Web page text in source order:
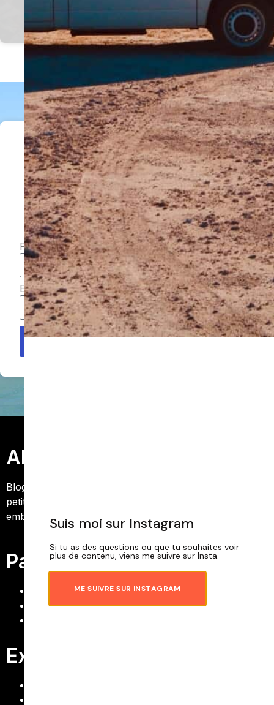
Recevez les derniers
articles et bons plans de
voyage
Prénom
Email
Alice Voyage
Blog voyage truffé de bons conseils pour voyager à
petit prix. Suivez Alice sur son blog de voyage et
embarquez avec elle pour un tour du monde.
Pages
À propos
Explore
Suis moi sur Instagram
Si tu as des questions ou que tu souhaites voir
plus de contenu, viens me suivre sur Insta.
ME SUIVRE SUR INSTAGRAM